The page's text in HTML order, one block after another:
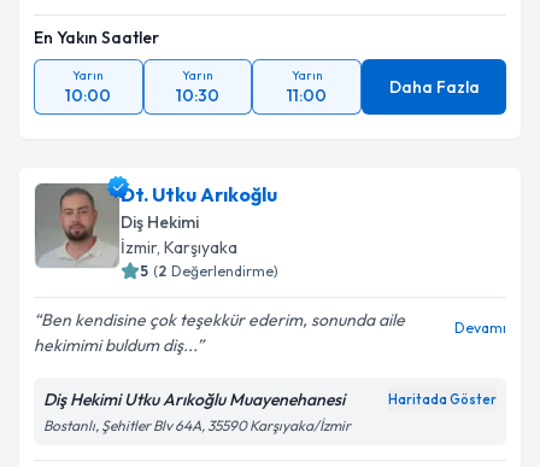
En Yakın Saatler
Yarın
10:00
Yarın
10:30
Yarın
11:00 Daha Fazla
Dt. Utku Arıkoğlu
Diş Hekimi
İzmir, Karşıyaka
5 (2 Değerlendirme)
Ben kendisine çok teşekkür ederim, sonunda aile
hekimimi buldum diş...
Devamı
Diş Hekimi Utku Arıkoğlu Muayenehanesi Haritada Göster
Bostanlı, Şehitler Blv 64A, 35590 Karşıyaka/İzmir